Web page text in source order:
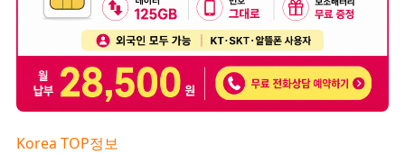
Korea TOP정보